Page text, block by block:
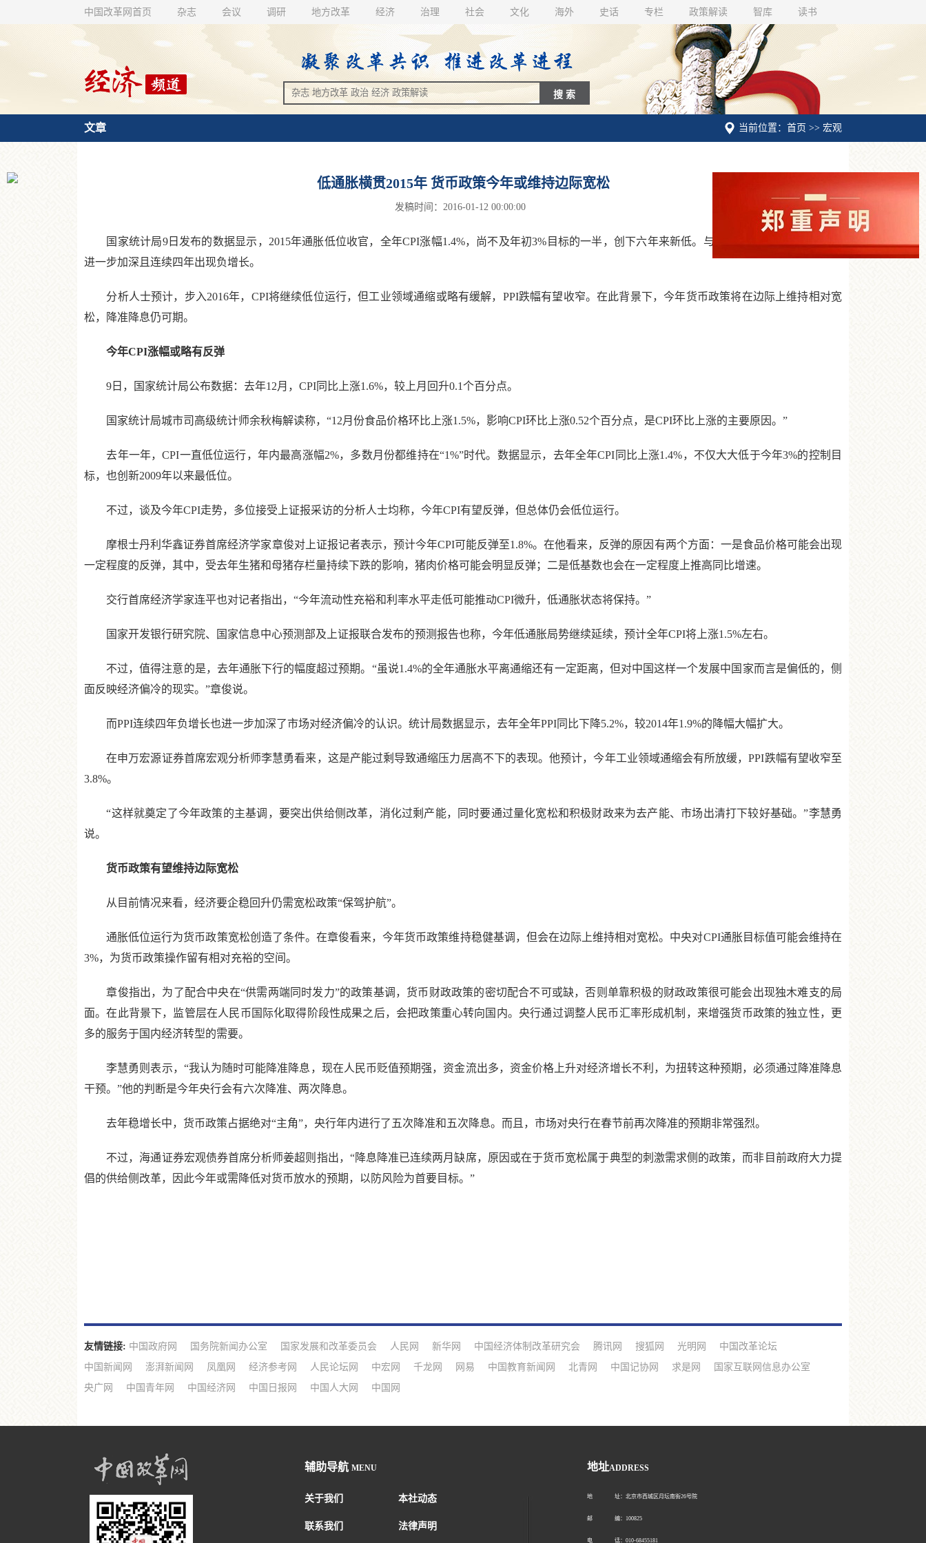
中国改革网首页 杂志 会议 调研 地方改革 经济 治理 社会 文化 海外 史话 专栏 政策解读 智库 读书
当前位置：首页 >> 宏观
文章
低通胀横贯2015年 货币政策今年或维持边际宽松
发稿时间：2016-01-12 00:00:00
国家统计局9日发布的数据显示，2015年通胀低位收官，全年CPI涨幅1.4%，尚不及年初3%目标的一半，创下六年来新低。与此同时，全年PPI同比跌幅
进一步加深且连续四年出现负增长。
分析人士预计，步入2016年，CPI将继续低位运行，但工业领域通缩或略有缓解，PPI跌幅有望收窄。在此背景下，今年货币政策将在边际上维持相对宽
松，降准降息仍可期。
今年CPI涨幅或略有反弹
9日，国家统计局公布数据：去年12月，CPI同比上涨1.6%，较上月回升0.1个百分点。
国家统计局城市司高级统计师余秋梅解读称，“12月份食品价格环比上涨1.5%，影响CPI环比上涨0.52个百分点，是CPI环比上涨的主要原因。”
去年一年，CPI一直低位运行，年内最高涨幅2%，多数月份都维持在“1%”时代。数据显示，去年全年CPI同比上涨1.4%，不仅大大低于今年3%的控制目
标，也创新2009年以来最低位。
不过，谈及今年CPI走势，多位接受上证报采访的分析人士均称，今年CPI有望反弹，但总体仍会低位运行。
摩根士丹利华鑫证券首席经济学家章俊对上证报记者表示，预计今年CPI可能反弹至1.8%。在他看来，反弹的原因有两个方面：一是食品价格可能会出现
一定程度的反弹，其中，受去年生猪和母猪存栏量持续下跌的影响，猪肉价格可能会明显反弹；二是低基数也会在一定程度上推高同比增速。
交行首席经济学家连平也对记者指出，“今年流动性充裕和利率水平走低可能推动CPI微升，低通胀状态将保持。”
国家开发银行研究院、国家信息中心预测部及上证报联合发布的预测报告也称，今年低通胀局势继续延续，预计全年CPI将上涨1.5%左右。
不过，值得注意的是，去年通胀下行的幅度超过预期。“虽说1.4%的全年通胀水平离通缩还有一定距离，但对中国这样一个发展中国家而言是偏低的，侧
面反映经济偏冷的现实。”章俊说。
而PPI连续四年负增长也进一步加深了市场对经济偏冷的认识。统计局数据显示，去年全年PPI同比下降5.2%，较2014年1.9%的降幅大幅扩大。
在申万宏源证券首席宏观分析师李慧勇看来，这是产能过剩导致通缩压力居高不下的表现。他预计，今年工业领域通缩会有所放缓，PPI跌幅有望收窄至
3.8%。
“这样就奠定了今年政策的主基调，要突出供给侧改革，消化过剩产能，同时要通过量化宽松和积极财政来为去产能、市场出清打下较好基础。”李慧勇
说。
货币政策有望维持边际宽松
从目前情况来看，经济要企稳回升仍需宽松政策“保驾护航”。
通胀低位运行为货币政策宽松创造了条件。在章俊看来，今年货币政策维持稳健基调，但会在边际上维持相对宽松。中央对CPI通胀目标值可能会维持在
3%，为货币政策操作留有相对充裕的空间。
章俊指出，为了配合中央在“供需两端同时发力”的政策基调，货币财政政策的密切配合不可或缺，否则单靠积极的财政政策很可能会出现独木难支的局
面。在此背景下，监管层在人民币国际化取得阶段性成果之后，会把政策重心转向国内。央行通过调整人民币汇率形成机制，来增强货币政策的独立性，更
多的服务于国内经济转型的需要。
李慧勇则表示，“我认为随时可能降准降息，现在人民币贬值预期强，资金流出多，资金价格上升对经济增长不利，为扭转这种预期，必须通过降准降息
干预。”他的判断是今年央行会有六次降准、两次降息。
去年稳增长中，货币政策占据绝对“主角”，央行年内进行了五次降准和五次降息。而且，市场对央行在春节前再次降准的预期非常强烈。
不过，海通证券宏观债券首席分析师姜超则指出，“降息降准已连续两月缺席，原因或在于货币宽松属于典型的刺激需求侧的政策，而非目前政府大力提
倡的供给侧改革，因此今年或需降低对货币放水的预期，以防风险为首要目标。”
友情链接: 中国政府网 国务院新闻办公室 国家发展和改革委员会 人民网 新华网 中国经济体制改革研究会 腾讯网 搜狐网 光明网
中国改革论坛
中国新闻网
澎湃新闻网 凤凰网 经济参考网 人民论坛网 中宏网 千龙网 网易 中国教育新闻网 北青网 中国记协网 求是网
国家互联网信息办公室
央广网
中国青年网 中国经济网 中国日报网 中国人大网 中国网
辅助导航 MENU
关于我们 本社动态
联系我们 法律声明
地址ADDRESS
地 址：北京市西城区月坛南街26号院
邮 编：100825
电 话：010-68455181